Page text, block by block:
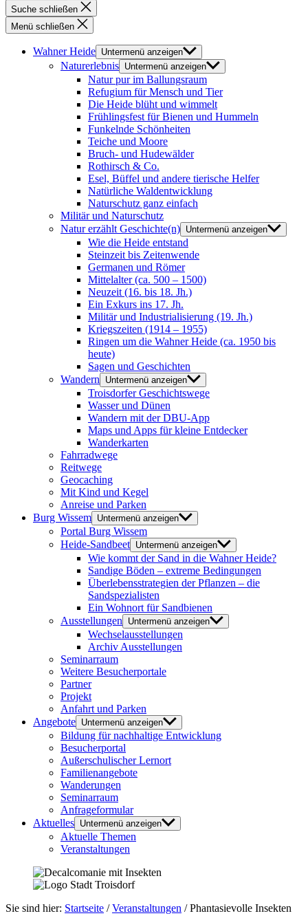
Suche schließen
Menü schließen
Wahner Heide Untermenü anzeigen
Naturerlebnis Untermenü anzeigen
Natur pur im Ballungsraum
Refugium für Mensch und Tier
Die Heide blüht und wimmelt
Frühlingsfest für Bienen und Hummeln
Funkelnde Schönheiten
Teiche und Moore
Bruch- und Hudewälder
Rothirsch & Co.
Esel, Büffel und andere tierische Helfer
Natürliche Waldentwicklung
Naturschutz ganz einfach
Militär und Naturschutz
Natur erzählt Geschichte(n) Untermenü anzeigen
Wie die Heide entstand
Steinzeit bis Zeitenwende
Germanen und Römer
Mittelalter (ca. 500 – 1500)
Neuzeit (16. bis 18. Jh.)
Ein Exkurs ins 17. Jh.
Militär und Industrialisierung (19. Jh.)
Kriegszeiten (1914 – 1955)
Ringen um die Wahner Heide (ca. 1950 bis
heute)
Sagen und Geschichten
Wandern
Untermenü anzeigen
Troisdorfer Geschichtswege
Wasser und Dünen
Wandern mit der DBU-App
Maps und Apps für kleine Entdecker
Wanderkarten
Fahrradwege
Reitwege
Geocaching
Mit Kind und Kegel
Anreise und Parken
Burg Wissem Untermenü anzeigen
Portal Burg Wissem
Heide-Sandbeet Untermenü anzeigen
Wie kommt der Sand in die Wahner Heide?
Sandige Böden – extreme Bedingungen
Überlebensstrategien der Pflanzen – die
Sandspezialisten
Ein Wohnort für Sandbienen
Ausstellungen
Untermenü anzeigen
Wechselausstellungen
Archiv Ausstellungen
Seminarraum
Weitere Besucherportale
Partner
Projekt
Anfahrt und Parken
Angebote Untermenü anzeigen
Bildung für nachhaltige Entwicklung
Besucherportal
Außerschulischer Lernort
Familienangebote
Wanderungen
Seminarraum
Anfrageformular
Aktuelles Untermenü anzeigen
Aktuelle Themen
Veranstaltungen
Sie sind hier: Startseite /Veranstaltungen /Phantasievolle Insekten